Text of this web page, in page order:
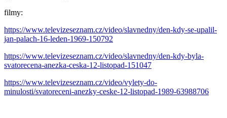
filmy:
https://www.televizeseznam.cz/video/slavnedny/den-kdy-se-upalil-
jan-palach-16-leden-1969-150792
https://www.televizeseznam.cz/video/slavnedny/den-kdy-byla-
svatorecena-anezka-ceska-12-listopad-151047
https://www.televizeseznam.cz/video/vylety-do-
minulosti/svatoreceni-anezky-ceske-12-listopad-1989-63988706